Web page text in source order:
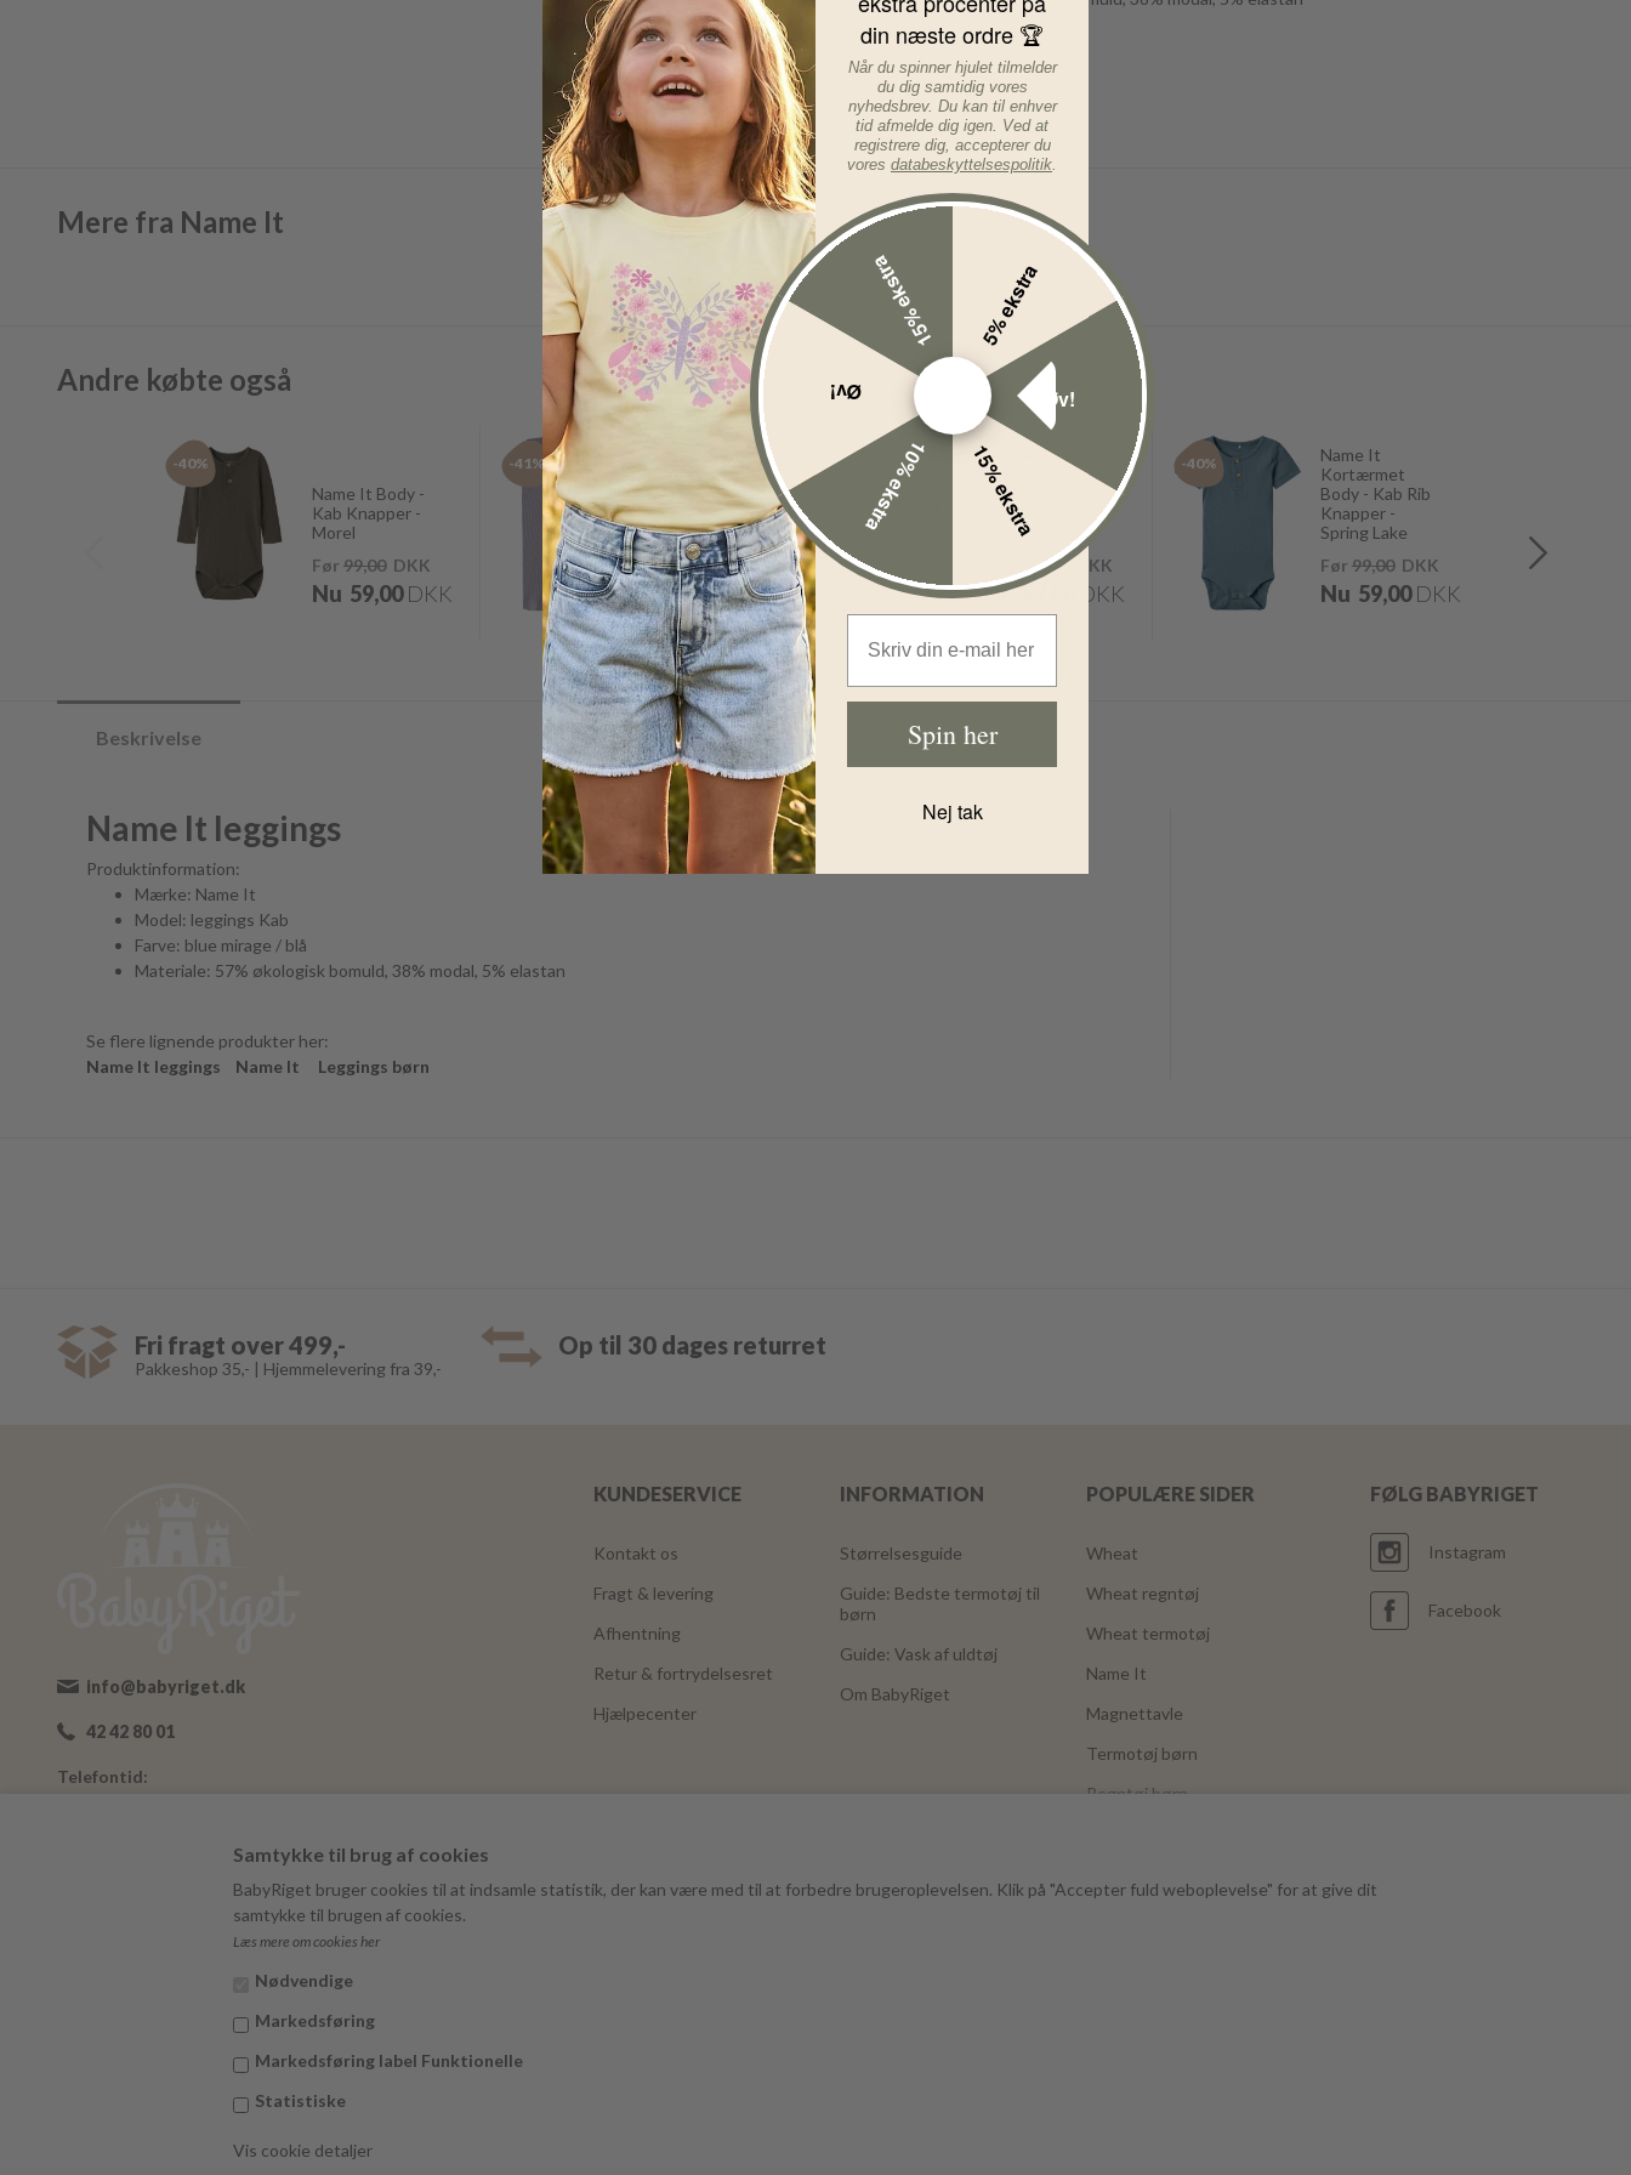
Samtykke til brug af cookies
BabyRiget bruger cookies til at indsamle statistik, der kan være med til at forbedre brugeroplevelsen. Klik på "Accepter fuld weboplevelse" for at give dit
samtykke til brugen af cookies.
Læs mere om cookies her
Nødvendige
Markedsføring
Markedsføring label Funktionelle
Statistiske
Vis cookie detaljer
Læs mere om varen...
Mere fra Name It
Andre købte også
-40%
Name It Body -
Kab Knapper -
Morel
Før 99,00DKK
Nu 59,00 DKK
-41%
Leggings - Kab
- Lavender
Gray
Før79,00DKK
Nu47,00DKK
-60%
Lil Atelier T-
shirt -
NbmNunan
Loose Top -
Vapor Blue
149,00DKK
Nu59,00 DKK
-40%
Name It
Kortærmet
Body - Kab Rib
Knapper -
Spring Lake
Før 99,00DKK
Nu 59,00 DKK
Beskrivelse
Name It leggings
Produktinformation:
Mærke: Name It
Model: leggings Kab
Farve: blue mirage / blå
Materiale: 57% økologisk bomuld, 38% modal, 5% elastan
Se flere lignende produkter her:
Name It leggings
Name It Leggings børn
Fri fragt over 499,-
Pakkeshop 35,- | Hjemmelevering fra 39,-
Op til 30 dages returret
info@babyriget.dk
42 42 80 01
Telefontid:
KUNDESERVICE
Kontakt os
Fragt & levering
Afhentning
Retur & fortrydelsesret
Hjælpecenter
INFORMATION
Størrelsesguide
Guide: Bedste termotøj til
børn
Guide: Vask af uldtøj
Om BabyRiget
POPULÆRE SIDER
Wheat
Wheat regntøj
Wheat termotøj
Name It
Magnettavle
Termotøj børn
Regntøj børn
FØLG BABYRIGET
Instagram
Facebook
din næste ordre 🏆
Når du spinner hjulet tilmelder
du dig samtidig vores
nyhedsbrev. Du kan til enhver
tid afmelde dig igen. Ved at
registrere dig, accepterer du
vores databeskyttelsespolitik
5% ekstra
Øv!
15% ekstra
10% ekstra
Øv!
15% ekstra
Spin her
Nej tak